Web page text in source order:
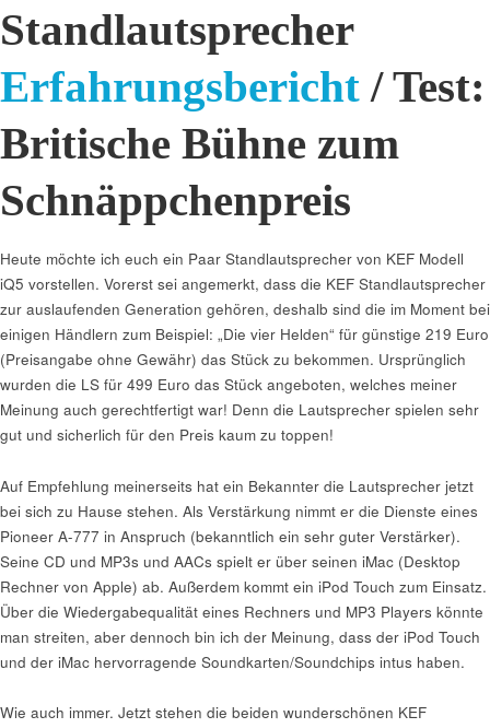
Standlautsprecher
Erfahrungsbericht / Test:
Britische Bühne zum
Schnäppchenpreis
Heute möchte ich euch ein Paar Standlautsprecher von KEF Modell
iQ5 vorstellen. Vorerst sei angemerkt, dass die KEF Standlautsprecher
zur auslaufenden Generation gehören, deshalb sind die im Moment bei
einigen Händlern zum Beispiel: „Die vier Helden“ für günstige 219 Euro
(Preisangabe ohne Gewähr) das Stück zu bekommen. Ursprünglich
wurden die LS für 499 Euro das Stück angeboten, welches meiner
Meinung auch gerechtfertigt war! Denn die Lautsprecher spielen sehr
gut und sicherlich für den Preis kaum zu toppen!
Auf Empfehlung meinerseits hat ein Bekannter die Lautsprecher jetzt
bei sich zu Hause stehen. Als Verstärkung nimmt er die Dienste eines
Pioneer A-777 in Anspruch (bekanntlich ein sehr guter Verstärker).
Seine CD und MP3s und AACs spielt er über seinen iMac (Desktop
Rechner von Apple) ab. Außerdem kommt ein iPod Touch zum Einsatz.
Über die Wiedergabequalität eines Rechners und MP3 Players könnte
man streiten, aber dennoch bin ich der Meinung, dass der iPod Touch
und der iMac hervorragende Soundkarten/Soundchips intus haben.
Wie auch immer. Jetzt stehen die beiden wunderschönen KEF